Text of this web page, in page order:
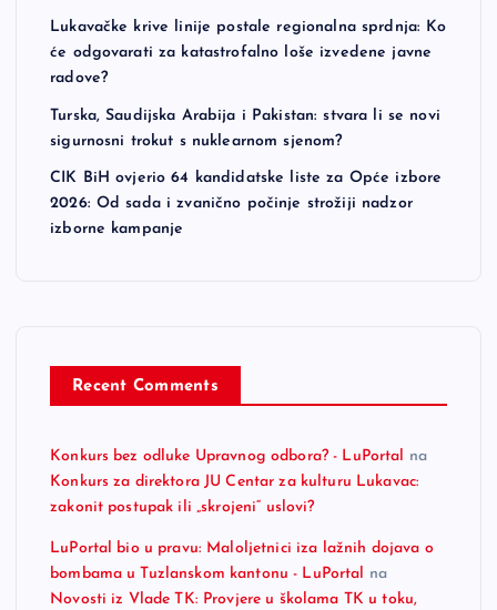
Lukavačke krive linije postale regionalna sprdnja: Ko
će odgovarati za katastrofalno loše izvedene javne
radove?
Turska, Saudijska Arabija i Pakistan: stvara li se novi
sigurnosni trokut s nuklearnom sjenom?
CIK BiH ovjerio 64 kandidatske liste za Opće izbore
2026: Od sada i zvanično počinje strožiji nadzor
izborne kampanje
Recent Comments
Konkurs bez odluke Upravnog odbora? - LuPortal na
Konkurs za direktora JU Centar za kulturu Lukavac:
zakonit postupak ili „skrojeni“ uslovi?
LuPortal bio u pravu: Maloljetnici iza lažnih dojava o
bombama u Tuzlanskom kantonu - LuPortal na
Novosti iz Vlade TK: Provjere u školama TK u toku,